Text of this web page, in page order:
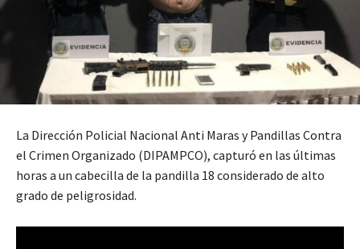
La Dirección Policial Nacional Anti Maras y Pandillas Contra
el Crimen Organizado (DIPAMPCO), capturó en las últimas
horas a un cabecilla de la pandilla 18 considerado de alto
grado de peligrosidad.